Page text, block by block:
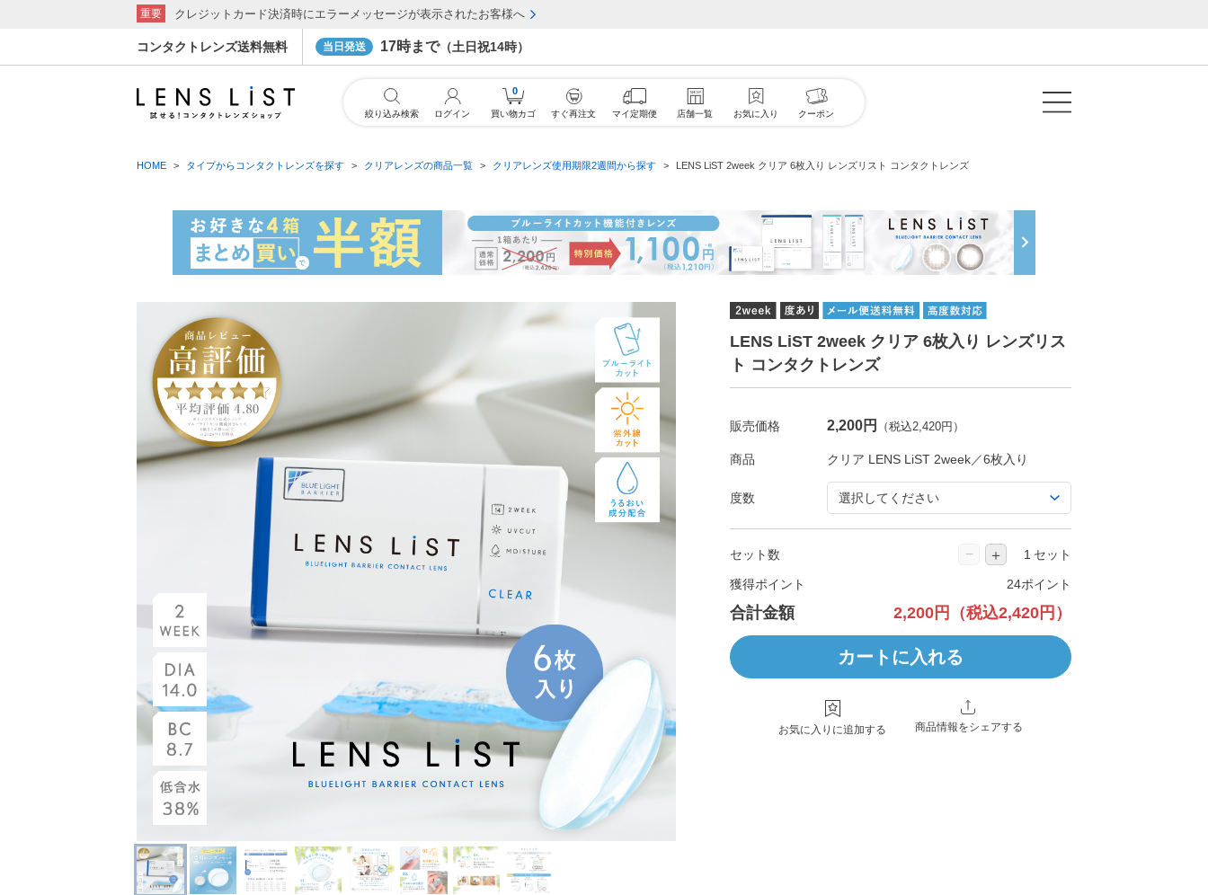
コンタクトレンズ送料無料 当日発送 17時まで（土日祝14時）
重要 クレジットカード決済時にエラーメッセージが表示されたお客様へ
HOME タイプからコンタクトレンズを探す クリアレンズの商品一覧 クリアレンズ使用期限2週間から探す LENS LiST 2week クリア 6枚入り レンズリスト コンタクトレンズ
LENS LiST 2week クリア 6枚入り レンズリス
ト コンタクトレンズ
販売価格 2,200円 （税込2,420円）
商品
度数
セット数 − ＋ セット
獲得ポイント 24ポイント
合計金額 2,200円 （税込2,420円）
カートに入れる
お気に入りに追加する 商品情報をシェアする
絞り込み検索 ログイン
0
買い物カゴ すぐ再注文 マイ定期便 店舗一覧 お気に入り クーポン